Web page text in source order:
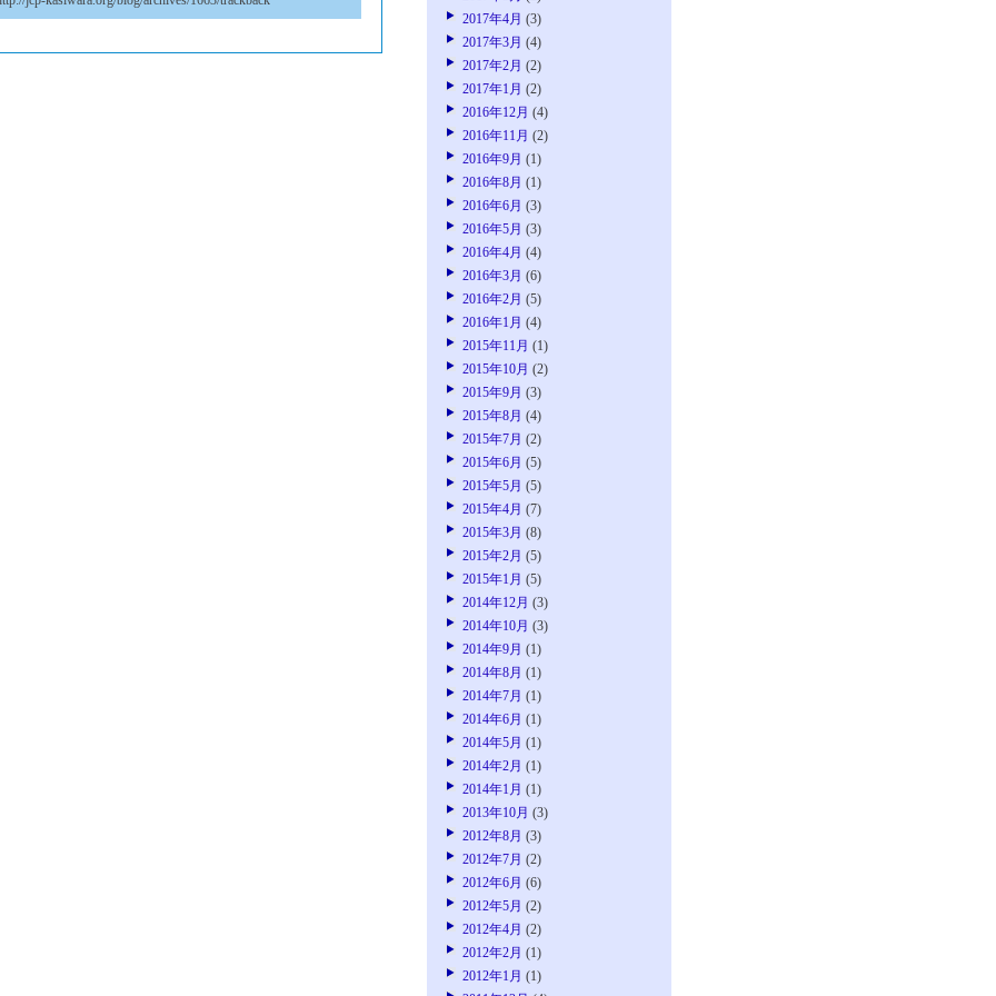
2017年4月 (3)
2017年3月 (4)
2017年2月 (2)
2017年1月 (2)
2016年12月 (4)
2016年11月 (2)
2016年9月 (1)
2016年8月 (1)
2016年6月 (3)
2016年5月 (3)
2016年4月 (4)
2016年3月 (6)
2016年2月 (5)
2016年1月 (4)
2015年11月 (1)
2015年10月 (2)
2015年9月 (3)
2015年8月 (4)
2015年7月 (2)
2015年6月 (5)
2015年5月 (5)
2015年4月 (7)
2015年3月 (8)
2015年2月 (5)
2015年1月 (5)
2014年12月 (3)
2014年10月 (3)
2014年9月 (1)
2014年8月 (1)
2014年7月 (1)
2014年6月 (1)
2014年5月 (1)
2014年2月 (1)
2014年1月 (1)
2013年10月 (3)
2012年8月 (3)
2012年7月 (2)
2012年6月 (6)
2012年5月 (2)
2012年4月 (2)
2012年2月 (1)
2012年1月 (1)